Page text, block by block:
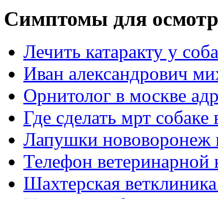
Симптомы для
Лечить катаракту у
Иван александрович
Орнитолог в москве
Где сделать мрт
Лапушки нововоронеж
Телефон ветеринарной
Шахтерская